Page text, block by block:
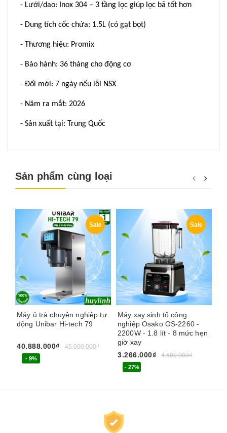
- Lưới/dao: Inox 304 – 3 tầng lọc giúp lọc bã tốt hơn
- Dung tích cốc chứa: 1.5L (có gạt bọt)
- Thương hiệu: Promix
- Bảo hành: 36 tháng cho động cơ
- Đổi mới: 7 ngày nếu lỗi NSX
- Năm ra mắt: 2026
- Sản xuất tại: Trung Quốc
Sản phẩm cùng loại
Sale
Máy ủ trà chuyên nghiệp tự
động Unibar Hi-tech 79
40.888.000₫ 45.000.000₫
- 9%
Sale
Máy xay sinh tố công
nghiệp Osako OS-2260 -
2200W - 1.8 lít - 8 mức hẹn
giờ xay
3.266.000₫
4.500.000₫
- 27%